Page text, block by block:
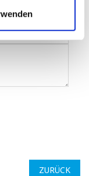
ZURÜCK